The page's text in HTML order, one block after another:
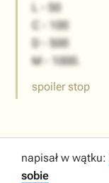
L - 50
C - 100
D - 500
M - 1000.
spoiler stop
napisał w wątku:
sobie